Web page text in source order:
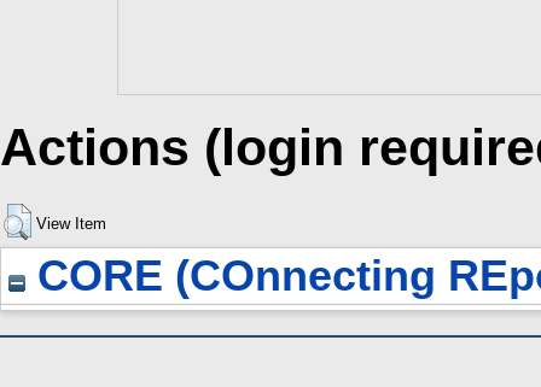
Actions (login
View Item
CORE (COnnecting